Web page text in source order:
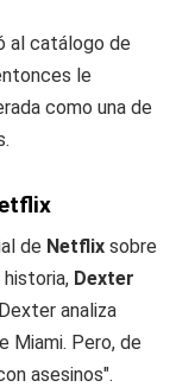
al catálogo de
le
como una de
de Netflix sobre
Dexter
analiza
Miami. Pero, de
asesinos".